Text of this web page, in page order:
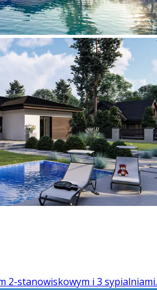
2-stanowiskowym i 3 sypialniami.